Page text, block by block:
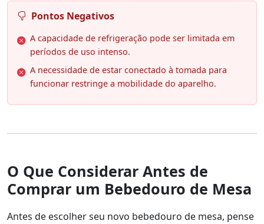
Pontos Negativos
A capacidade de refrigeração pode ser limitada em
períodos de uso intenso.
A necessidade de estar conectado à tomada para
funcionar restringe a mobilidade do aparelho.
O Que Considerar Antes de
Comprar um Bebedouro de Mesa
Antes de escolher seu novo bebedouro de mesa, pense